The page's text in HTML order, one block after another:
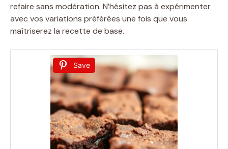
refaire sans modération. N’hésitez pas à expérimenter
avec vos variations préférées une fois que vous
maîtriserez la recette de base.
Save